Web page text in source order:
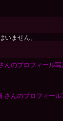
いません。